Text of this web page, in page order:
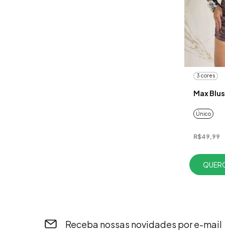
3 cores
Max
Único
R$49,99
Receba nossas novidades por e-mail